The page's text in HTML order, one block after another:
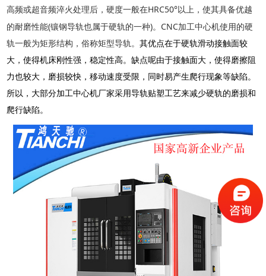
高频或超音频淬火处理后，硬度一般在HRC50°以上，使其具备优越
的耐磨性能(镶钢导轨也属于硬轨的一种)。 CNC加工中心机使用的硬
轨一般为矩形结构，俗称矩型导轨。其优点在于硬轨滑动接触面较
大，使得机床刚性强，稳定性高。缺点呢由于接触面大，使得磨擦阻
力也较大，磨损较快，移动速度受限，同时易产生爬行现象等缺陷。
所以，大部分加工中心机厂家采用导轨贴塑工艺来减少硬轨的磨损和
爬行缺陷。